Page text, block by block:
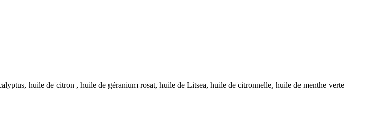
huile de citron , huile de géranium rosat, huile de Litsea, huile de citronnelle, huile de menthe verte